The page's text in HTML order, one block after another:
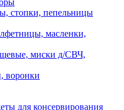
стопки, пепельницы
масленки,
миски д/СВЧ,
воронки
для консервирования